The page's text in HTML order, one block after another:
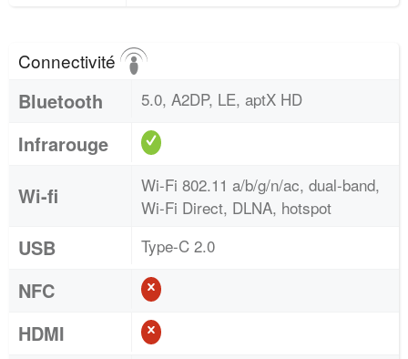
Connectivité
Bluetooth 5.0, A2DP, LE, aptX HD
Infrarouge
Wi-fi
Wi-Fi 802.11 a/b/g/n/ac, dual-band,
Wi-Fi Direct, DLNA, hotspot
USB Type-C 2.0
NFC
HDMI